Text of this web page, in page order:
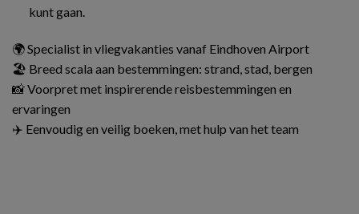
kunt gaan.
🌍 Specialist in vliegvakanties vanaf Eindhoven Airport
🏖️ Breed scala aan bestemmingen: strand, stad, bergen
📸 Voorpret met inspirerende reisbestemmingen en
ervaringen
✈️ Eenvoudig en veilig boeken, met hulp van het team